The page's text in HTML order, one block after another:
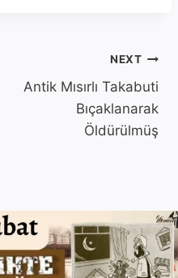
NEXT
Antik Mısırlı Takabuti
Bıçaklanarak
Öldürülmüş